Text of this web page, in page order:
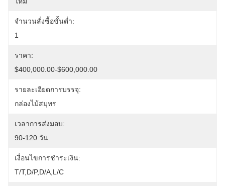
จำนวนสั่งซื้อขั้นต่ำ:
1
ราคา:
$400,000.00-$600,000.00
รายละเอียดการบรรจุ:
กล่องไม้สมุทร
เวลาการส่งมอบ:
90-120 วัน
เงื่อนไขการชำระเงิน:
T/T,D/P,D/A,L/C